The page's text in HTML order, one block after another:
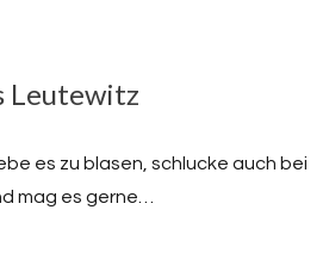
Leutewitz
es zu blasen, schlucke auch bei
mag es gerne…